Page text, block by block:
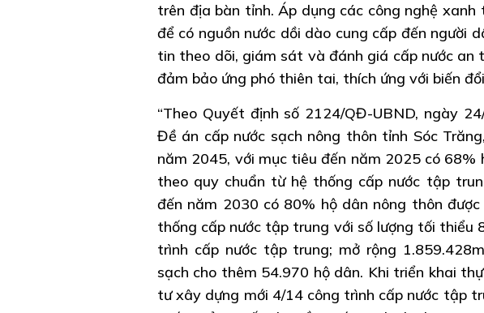
trên địa bàn tỉnh. Áp dụng các công nghệ
để có nguồn nước dồi dào cung cấp đến người
tin theo dõi, giám sát và đánh giá cấp nước an
đảm bảo ứng phó thiên tai, thích ứng với biến
“Theo Quyết định số 2124/QĐ-UBND, ngày
Đề án cấp nước sạch nông thôn tỉnh Sóc
năm 2045, với mục tiêu đến năm 2025 có 68%
theo quy chuẩn từ hệ thống cấp nước tập
đến năm 2030 có 80% hộ dân nông thôn
thống cấp nước tập trung với số lượng tối thiểu
trình cấp nước tập trung; mở rộng
sạch cho thêm 54.970 hộ dân. Khi triển khai
tư xây dựng mới 4/14 công trình cấp nước tập